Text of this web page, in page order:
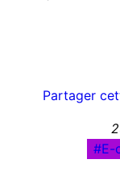
Partager
E-